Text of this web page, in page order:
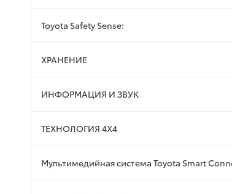
Toyota Safety Sense:
ХРАНЕНИЕ
ИНФОРМАЦИЯ И ЗВУК
ТЕХНОЛОГИЯ 4X4
Мультимедийная система Toyota Smart